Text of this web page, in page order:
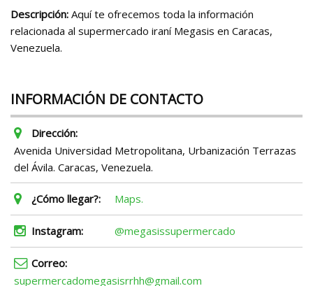
Descripción: Aquí te ofrecemos toda la información
relacionada al supermercado iraní Megasis en Caracas,
Venezuela.
INFORMACIÓN DE CONTACTO
Dirección:
Avenida Universidad Metropolitana, Urbanización Terrazas
del Ávila. Caracas, Venezuela.
¿Cómo llegar?: Maps.
Instagram: @megasissupermercado
Correo:
supermercadomegasisrrhh@gmail.com